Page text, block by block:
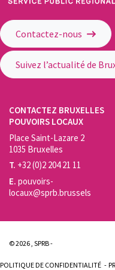
Contactez-nous
Suivez l’actualité de
CONTACTEZ BRUXELLES
POUVOIRS LOCAUX
Place Saint-Lazare 2
1035 Bruxelles
T. +32 (0)2 204 21 11
E. pouvoirs-
locaux@sprb.brussels
© 2026 , SPRB -
POLITIQUE DE CONFIDENTIALITÉ